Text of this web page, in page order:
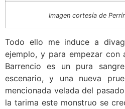
Imagen cortesía de
Todo ello me induce a
ejemplo, y para empezar con
Barrencio es un pura
escenario, y una nueva
mencionada velada del
la tarima este monstruo se